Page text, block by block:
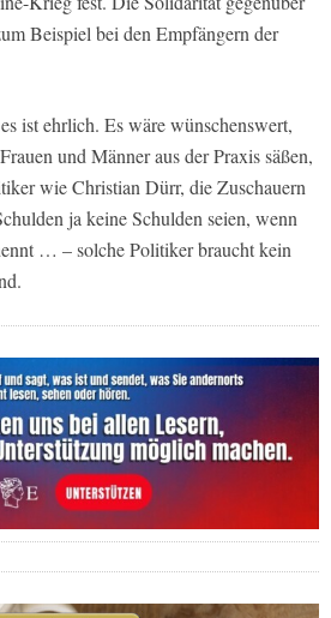
Beispiel bei den Empfängern der
ist ehrlich. Es wäre wünschenswert,
und Männer aus der Praxis säßen,
wie Christian Dürr, die Zuschauern
ja keine Schulden seien, wenn
… – solche Politiker braucht kein